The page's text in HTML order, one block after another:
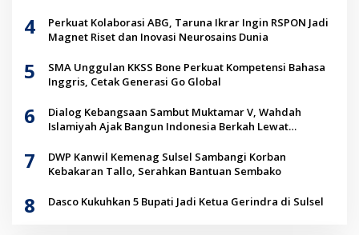
4
Perkuat Kolaborasi ABG, Taruna Ikrar Ingin RSPON Jadi
Magnet Riset dan Inovasi Neurosains Dunia
5
SMA Unggulan KKSS Bone Perkuat Kompetensi Bahasa
Inggris, Cetak Generasi Go Global
6
Dialog Kebangsaan Sambut Muktamar V, Wahdah
Islamiyah Ajak Bangun Indonesia Berkah Lewat
7
DWP Kanwil Kemenag Sulsel Sambangi Korban
Kebakaran Tallo, Serahkan Bantuan Sembako
8 Dasco Kukuhkan 5 Bupati Jadi Ketua Gerindra di Sulsel